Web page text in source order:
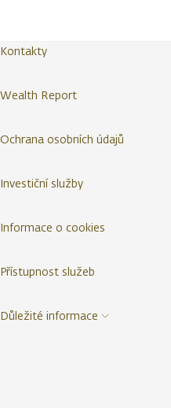
Kontakty
Wealth Report
Ochrana osobních údajů
Investiční služby
Informace o cookies
Přístupnost služeb
Důležité informace